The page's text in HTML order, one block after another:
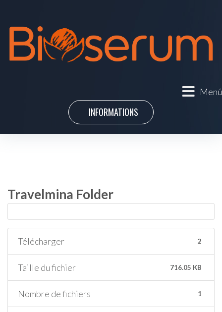
Menú
INFORMATIONS
Travelmina Folder
Télécharger 2
Taille du fichier 716.05 KB
Nombre de fichiers 1